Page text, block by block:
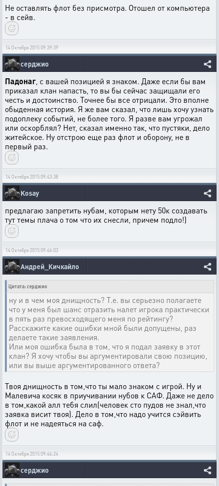
Не оставлять флот без присмотра. Отошел от компьютера
- в сейв.
14 Октября 2015 09:39:39
серджио
Падонаг , с вашей позицией я знаком. Даже если бы вам
приказал клан напасть, то вы бы сейчас защищали его
честь и достоинство. Точнее бы все отрицали. Это вполне
обыденная история. Я же вам сказал, что лишь хочу узнать
подоплеку событий, не более того. Я разве вам угрожал
или оскорблял? Нет, сказал именно так, что пустяки, дело
житейское. Ну отстрою еще раз флот и оборону, не в
первый раз.
14 Октября 2015 09:43:38
Kosay
предлагаю запретить нубам, которым нету 50к создавать
тут темы плача о том что их снесли, причем подло!)
14 Октября 2015 09:46:03
Андрей_Кичкайло
Цитата: серджио
ну и в чем моя днищность? Т.е. вы серьезно полагаете
что у меня был шанс отразить налет игрока практически
в пять раз превосходящего меня по рейтингу?
Расскажите какие ошибки мной были допущены, раз
делаете такие заявления.
Или моя ошибка была в том, что я подал заявку в этот
клан? Я хочу чтобы вы аргументировали свою позицию,
или вы выше аргументированного ответа?
Твоя днищность в том,что ты мало знаком с игрой. Ну и
Малевича косяк в приучивании нубов к САФ. Даже не дело
в том,какой алл тебя слил(человек сто пудов не знал,что
заявка висит твоя). Дело в том,что надо учится сэйвить
флот и не надеяться на саф.
14 Октября 2015 09:46:24
серджио